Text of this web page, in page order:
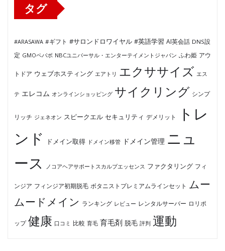
タグ
#ARASAWA #ギフト #サロンドロワイヤル #英語学習 AI英会話 DNS設
定 GMOペパボ NBCユニバーサル・エンターテイメントジャパン ふわ姫 アウ
トドア ウェブホスティング エアトリ エクササイズ エス
テ エレコム オンラインショッピング サイクリング シンプ
リッチ ジェネオン スピークエル セキュリティ デメリット
トレ
ンド
ドメイン取得 ドメイン移管 ドメイン管理 ニュ
ース
ノコアヘアサポートスカルプエッセンス ファクタリング フィ
ンジア フィンジア初期脱毛 ボタニストプレミアムラインセット ムー
ムードメイン ランキング レビュー レンタルサーバー ロリポ
ップ 健康 口コミ 比較 育毛 育毛剤 脱毛 評判 運動